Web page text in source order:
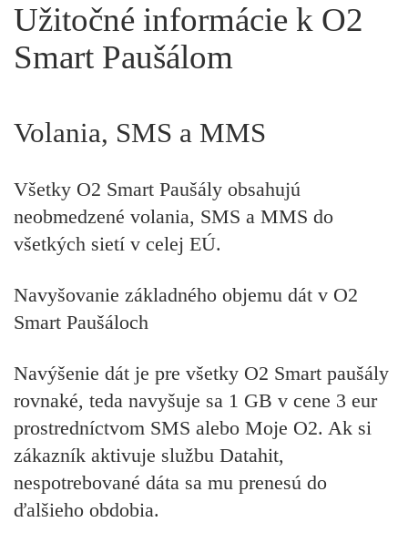
Užitočné informácie k O2
Smart Paušálom
Volania, SMS a MMS
Všetky O2 Smart Paušály obsahujú
neobmedzené volania, SMS a MMS do
všetkých sietí v celej EÚ.
Navyšovanie základného objemu dát v O2
Smart Paušáloch
Navýšenie dát je pre všetky O2 Smart paušály
rovnaké, teda navyšuje sa 1 GB v cene 3 eur
prostredníctvom SMS alebo Moje O2. Ak si
zákazník aktivuje službu Datahit,
nespotrebované dáta sa mu prenesú do
ďalšieho obdobia.